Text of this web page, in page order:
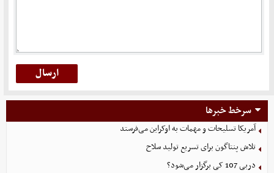
سرخط خبرها
آمریکا تسلیحات و مهمات به اوکراین می‌فرستد
تلاش پنتاگون برای تسریع تولید سلاح
دربی 107 کی برگزار می‌شود؟